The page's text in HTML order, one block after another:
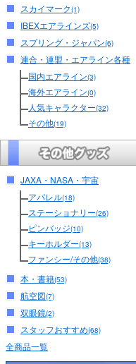
スカイマーク(1)
IBEXエアラインズ(5)
スプリング・ジャパン(6)
連合・連盟・エアライン各種
国内エアライン(3)
海外エアライン(0)
人気キャラクター(32)
その他(19)
JAXA・NASA・宇宙
アパレル(18)
ステーショナリー(26)
ピンバッジ(10)
キーホルダー(13)
ファンシー/その他(38)
本・書籍(53)
航空図(7)
双眼鏡(2)
スタッフおすすめ(68)
全商品一覧